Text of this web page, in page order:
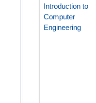
Introduction to
Computer
Engineering